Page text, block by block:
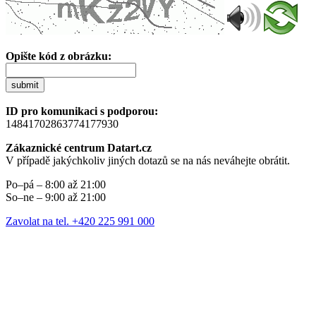
Opište kód z obrázku:
submit
ID pro komunikaci s podporou:
14841702863774177930
Zákaznické centrum Datart.cz
V případě jakýchkoliv jiných dotazů se na nás neváhejte obrátit.
Po–pá – 8:00 až 21:00
So–ne – 9:00 až 21:00
Zavolat na tel. +420 225 991 000